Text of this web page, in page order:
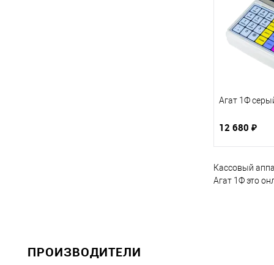
Агат 1Ф
12 680 ₽
Кассовый
Агат 1Ф это
ПРОИЗВОДИТЕЛИ